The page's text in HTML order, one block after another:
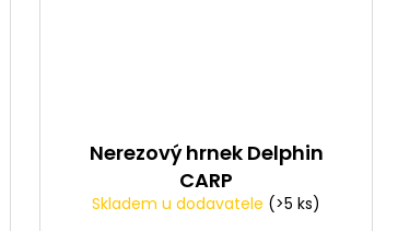
Nerezový hrnek Delphin
CARP
Skladem u dodavatele (>5 ks)